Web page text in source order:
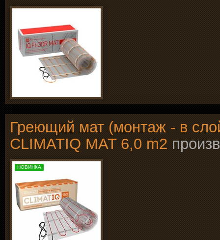
Греющий мат (монтаж - в
CLIMATIQ MAT 6,0 m2
НОВИНКА